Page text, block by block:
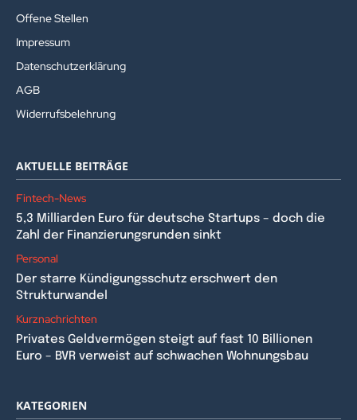
Offene Stellen
Impressum
Datenschutzerklärung
AGB
Widerrufsbelehrung
AKTUELLE BEITRÄGE
Fintech-News
5,3 Milliarden Euro für deutsche Startups – doch die
Zahl der Finanzierungsrunden sinkt
Personal
Der starre Kündigungsschutz erschwert den
Strukturwandel
Kurznachrichten
Privates Geldvermögen steigt auf fast 10 Billionen
Euro – BVR verweist auf schwachen Wohnungsbau
KATEGORIEN